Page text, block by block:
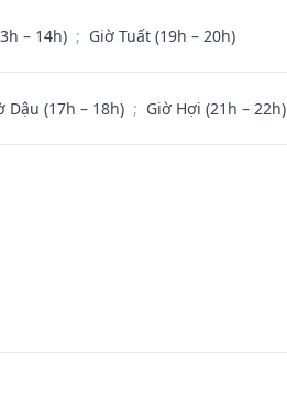
– 14h) ; Giờ Tuất (19h – 20h)
Dậu (17h – 18h) ; Giờ Hợi (21h – 22h)